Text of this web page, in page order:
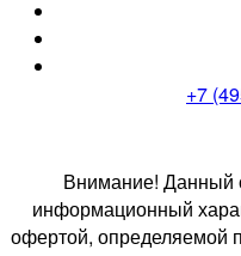
+7
Внимание! Данный
информационный
офертой, определяемой